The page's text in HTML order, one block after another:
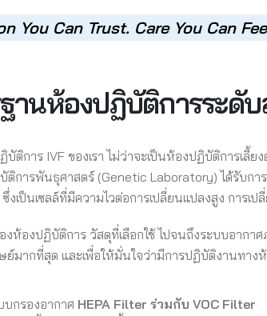
You Can Trust. Care You Can
านห้องปฏิบัติการระดั
บัติการ IVF ของเรา ไม่ว่าจะเป็นห้องปฏิบัติการเ
ติการพันธุศาสตร์ (Genetic Laboratory) ได้รับกา
งเป็นเซลล์ที่มีความไวต่อการเปลี่ยนแปลงสูง การ
งห้องปฏิบัติการ วัสดุที่เลือกใช้ ไปจนถึงระบบอาก
ย์มากที่สุด และเพื่อให้มั่นใจว่ามีการปฏิบัติงานทา
บกรองอากาศ HEPA Filter ร่วมกับ VOC Filter